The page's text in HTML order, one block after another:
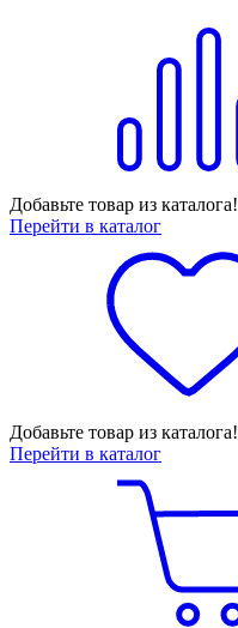
Добавьте товар из каталога!
Перейти в каталог
Добавьте товар из каталога!
Перейти в каталог